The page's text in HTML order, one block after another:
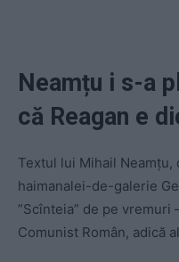
Neamțu i s-a
că Reagan e
Textul lui Mihail
haimanalei-de-galerie
”Scînteia” de pe
Comunist Român, adică